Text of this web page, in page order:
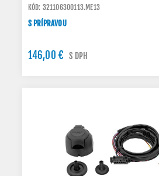
KÓD: 321106300113.ME13
S PRÍPRAVOU
146,00 € S DPH